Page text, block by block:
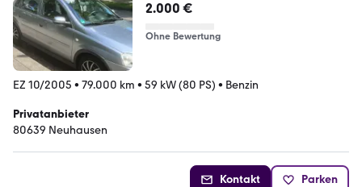
2.000 €
Ohne Bewertung
EZ 10/2005 • 79.000 km • 59 kW (80 PS) • Benzin
Privatanbieter
80639 Neuhausen
Kontakt Parken